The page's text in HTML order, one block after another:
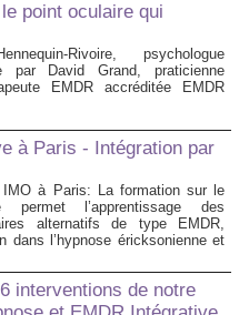
point oculaire qui
Rivoire, psychologue
par David Grand, praticienne
EMDR accréditée EMDR
à Paris - Intégration par
IMO à Paris: La formation sur le
permet l’apprentissage des
alternatifs de type EMDR,
dans l’hypnose éricksonienne et
interventions de notre